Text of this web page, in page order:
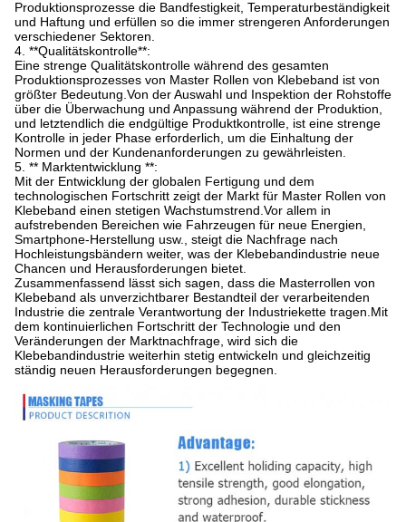
Produktionsprozesse die Bandfestigkeit, Temperaturbeständigkeit
und Haftung und erfüllen so die immer strengeren Anforderungen
verschiedener Sektoren.
4. **Qualitätskontrolle**:
Eine strenge Qualitätskontrolle während des gesamten
Produktionsprozesses von Master Rollen von Klebeband ist von
größter Bedeutung.Von der Auswahl und Inspektion der Rohstoffe
über die Überwachung und Anpassung während der Produktion,
und letztendlich die endgültige Produktkontrolle, ist eine strenge
Kontrolle in jeder Phase erforderlich, um die Einhaltung der
Normen und der Kundenanforderungen zu gewährleisten.
5. ** Marktentwicklung **:
Mit der Entwicklung der globalen Fertigung und dem
technologischen Fortschritt zeigt der Markt für Master Rollen von
Klebeband einen stetigen Wachstumstrend.Vor allem in
aufstrebenden Bereichen wie Fahrzeugen für neue Energien,
Smartphone-Herstellung usw., steigt die Nachfrage nach
Hochleistungsbändern weiter, was der Klebebandindustrie neue
Chancen und Herausforderungen bietet.
Zusammenfassend lässt sich sagen, dass die Masterrollen von
Klebeband als unverzichtbarer Bestandteil der verarbeitenden
Industrie die zentrale Verantwortung der Industriekette tragen.Mit
dem kontinuierlichen Fortschritt der Technologie und den
Veränderungen der Marktnachfrage, wird sich die
Klebebandindustrie weiterhin stetig entwickeln und gleichzeitig
ständig neuen Herausforderungen begegnen.